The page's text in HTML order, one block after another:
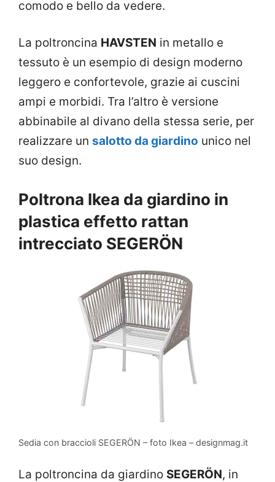
comodo e bello da vedere.
La poltroncina HAVSTEN in metallo e
tessuto è un esempio di design moderno
leggero e confortevole, grazie ai cuscini
ampi e morbidi. Tra l’altro è versione
abbinabile al divano della stessa serie, per
realizzare un salotto da giardino unico nel
suo design.
Poltrona Ikea da giardino in
plastica effetto rattan
intrecciato SEGERÖN
Sedia con braccioli SEGERÖN – foto Ikea – designmag.it
La poltroncina da giardino SEGERÖN, in